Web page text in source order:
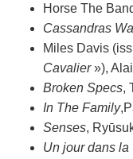
Horse The
Cassandras
Miles Davis
Cavalier»),
Broken Specs,
In The Family
Senses,
Un jour dans